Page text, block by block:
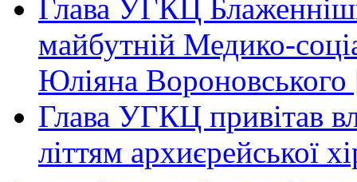
Глава УГКЦ
майбутній Медико-
Юліяна
Глава УГКЦ привітав
літтям архиєрейської